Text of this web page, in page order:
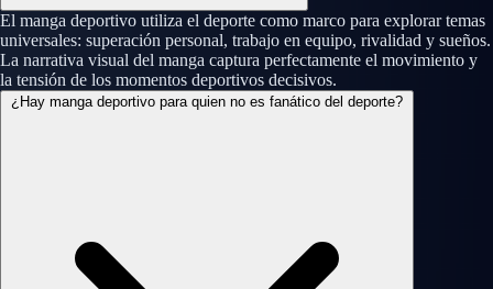
El manga deportivo utiliza el deporte como marco para explorar temas
universales: superación personal, trabajo en equipo, rivalidad y sueños.
La narrativa visual del manga captura perfectamente el movimiento y
la tensión de los momentos deportivos decisivos.
¿Hay manga deportivo para quien no es fanático del deporte?